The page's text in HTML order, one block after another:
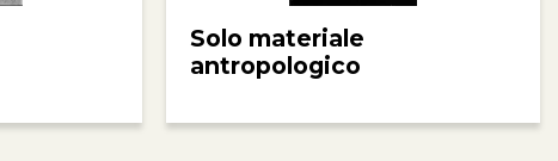
Solo materiale
antropologico